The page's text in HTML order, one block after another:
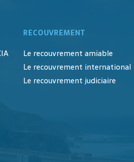
RECOUVREMENT
Le recouvrement amiable
Le recouvrement international
Le recouvrement judiciaire